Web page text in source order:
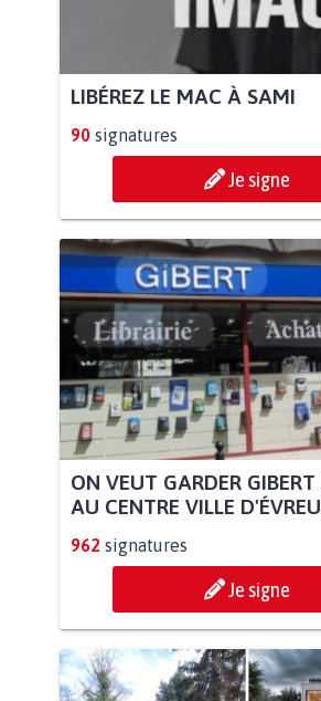
LIBÉREZ LE MAC À SAMI
90 signatures
Je signe
ON VEUT GARDER GIBERT
AU CENTRE VILLE
962 signatures
Je signe